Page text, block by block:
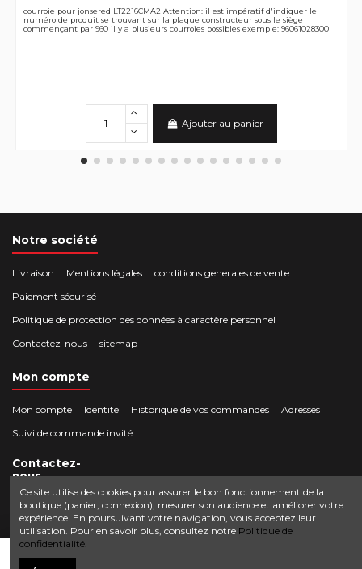
courroie pour jonsered LT2216CMA2 Attention: il est impératif d'indiquer le
numéro de produit se trouvant sur la plaque constructeur sous le siège
commençant par 960 il y a plusieurs courroies possibles exemple: 96061028300
Ajouter au panier
Notre société
Livraison Mentions légales
conditions generales de vente
Paiement sécurisé
Politique de protection des données à caractère personnel
Contactez-nous
sitemap
Mon compte
Mon compte Identité Historique de vos commandes
Adresses
Suivi de commande invité
Contactez-
nous
Crocbois-motoculture.com
50 route de Villefort 48800 Pied-de-Borne
0624436257
contact@crocbois-motoculture.com
Ce site utilise des cookies pour assurer le bon fonctionnement de la
boutique (panier, connexion), mesurer son audience et améliorer votre
expérience. En poursuivant votre navigation, vous acceptez leur
utilisation. Pour en savoir plus, consultez notre Politique de
confidentialité.